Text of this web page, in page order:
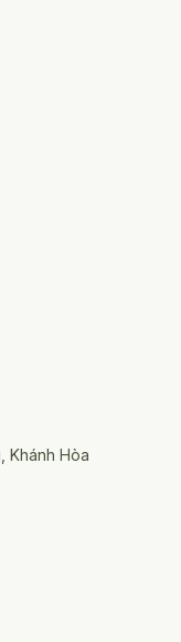
Khánh Hòa